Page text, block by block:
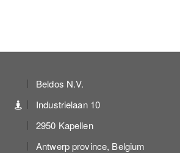
Beldos N.V.
Industrielaan 10
2950 Kapellen
Antwerp province, Belgium